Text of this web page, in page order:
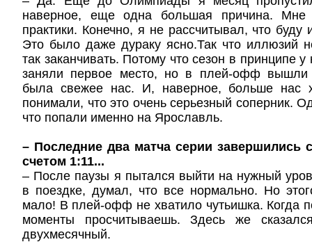
наверное, еще одна большая причина. Мне
практики. Конечно, я не рассчитывал, что
Это было даже дураку ясно.Так что иллюзий
так заканчивать. Потому что сезон в принципе
заняли первое место, но в плей-офф вышли
была свежее нас. И, наверное, больше нас
понимали, что это очень серьезный соперник.
что попали именно на Ярославль.
– Последние два матча серии
счетом 1:11...
– После паузы я пытался выйти на нужный
в поездке, думал, что все нормально. Но
мало! В плей-офф не хватило чутьишка. Когда
моменты просчитываешь. Здесь же
двухмесячный.